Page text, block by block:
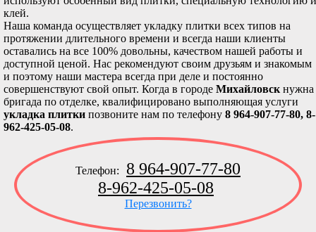
клей.
Наша команда осуществляет укладку плитки всех типов на
протяжении длительного времени и всегда наши клиенты
оставались на все 100% довольны, качеством нашей работы и
доступной ценой. Нас рекомендуют своим друзьям и знакомым
и поэтому наши мастера всегда при деле и постоянно
совершенствуют свой опыт. Когда в городе Михайловск нужна
бригада по отделке, квалифицировано выполняющая услуги
укладка плитки позвоните нам по телефону 8 964-907-77-80, 8-
962-425-05-08.
Телефон:
8 964-907-77-80
8-962-425-05-08
Перезвонить?